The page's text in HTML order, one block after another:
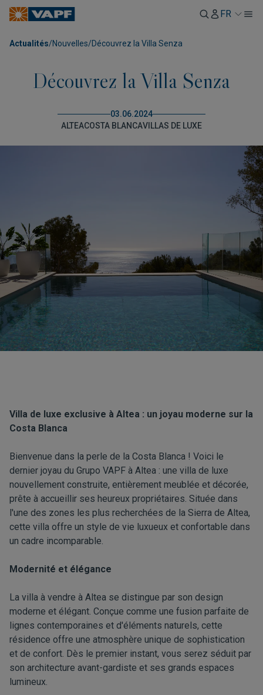
FR
Actualités/Nouvelles/Découvrez la Villa Senza
Découvrez la Villa Senza
03.06.2024
ALTEACOSTA BLANCAVILLAS DE LUXE
Villa de luxe exclusive à Altea : un joyau moderne sur la
Costa Blanca
Bienvenue dans la perle de la Costa Blanca ! Voici le
dernier joyau du Grupo VAPF à Altea : une villa de luxe
nouvellement construite, entièrement meublée et décorée,
prête à accueillir ses heureux propriétaires. Située dans
l'une des zones les plus recherchées de la Sierra de Altea,
cette villa offre un style de vie luxueux et confortable dans
un cadre incomparable.
Modernité et élégance
La villa à vendre à Altea se distingue par son design
moderne et élégant. Conçue comme une fusion parfaite de
lignes contemporaines et d'éléments naturels, cette
résidence offre une atmosphère unique de sophistication
et de confort. Dès le premier instant, vous serez séduit par
son architecture avant-gardiste et ses grands espaces
lumineux.